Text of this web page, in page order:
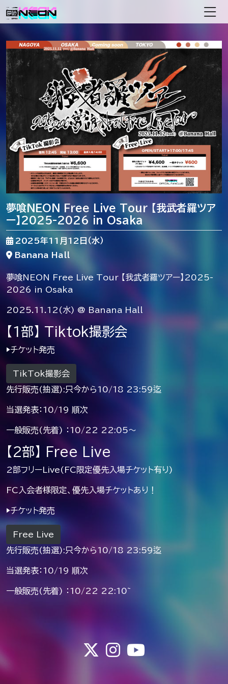
メインナビゲーション
夢喰NEON Free Live Tour 【我武者羅ツア
ー】2025-2026 in Osaka
2025年11月12日（水）
Banana Hall
夢喰NEON Free Live Tour 【我武者羅ツアー】2025-
2026 in Osaka
2025.11.12(水) @ Banana Hall
【1部】 Tiktok撮影会
▶︎チケット発売
TikTok撮影会
先行販売(抽選):只今から10/18 23:59迄
当選発表：10/19 順次
一般販売(先着) ：10/22 22:05〜
【2部】 Free Live
2部フリーLive(FC限定優先入場チケット有り)
FC入会者様限定、優先入場チケットあり！
▶︎チケット発売
Free Live
先行販売(抽選):只今から10/18 23:59迄
当選発表：10/19 順次
一般販売(先着) ：10/22 22:10~